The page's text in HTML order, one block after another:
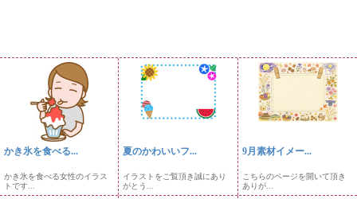
かき氷を食べる...
かき氷を食べる女性のイラス
トです...
夏のかわいいフ...
イラストをご覧頂き誠にあり
がとう...
9月素材イメー...
こちらのページを開いて頂き
ありが...